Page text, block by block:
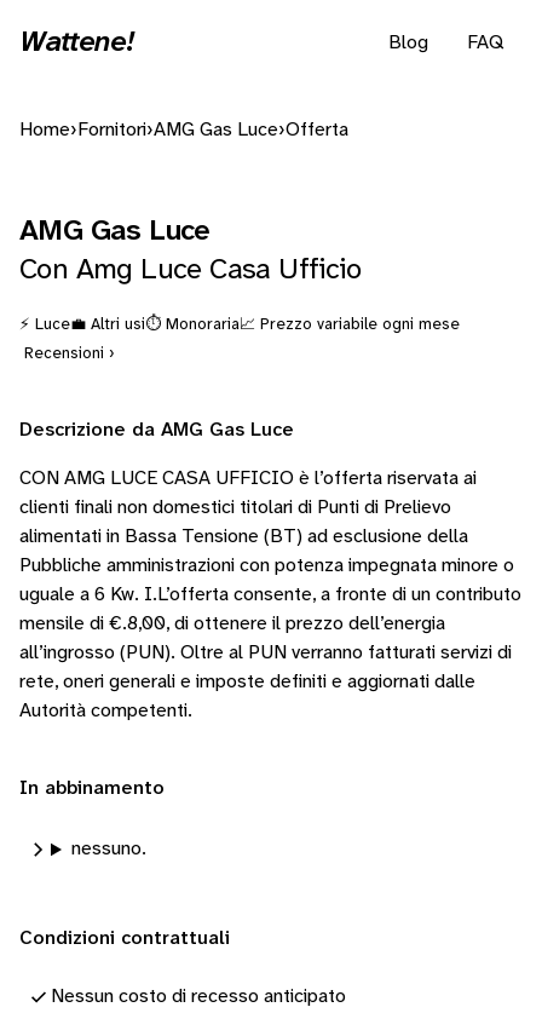
Wattene! Blog FAQ
Home› Fornitori›AMG Gas Luce›Offerta
AMG Gas Luce
Con Amg Luce Casa Ufficio
⚡ Luce💼 Altri usi⏱️ Monoraria📈 Prezzo variabile ogni mese
Recensioni ›
Descrizione da AMG Gas Luce
CON AMG LUCE CASA UFFICIO è l’offerta riservata ai
clienti finali non domestici titolari di Punti di Prelievo
alimentati in Bassa Tensione (BT) ad esclusione della
Pubbliche amministrazioni con potenza impegnata minore o
uguale a 6 Kw. I.L’offerta consente, a fronte di un contributo
mensile di €.8,00, di ottenere il prezzo dell’energia
all’ingrosso (PUN). Oltre al PUN verranno fatturati servizi di
rete, oneri generali e imposte definiti e aggiornati dalle
Autorità competenti.
In abbinamento
nessuno.
Condizioni contrattuali
Nessun costo di recesso anticipato